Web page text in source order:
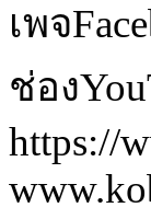
เพจ
ช่อง
https://